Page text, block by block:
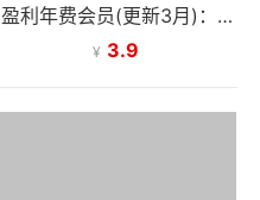
盈利年费会员(更新3月)：全
类目活动玩法、原价上大
¥ 3.9